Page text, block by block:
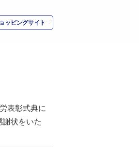
ッピングサイト
/ Tag:角切りポーク
表彰式典に
状をいた